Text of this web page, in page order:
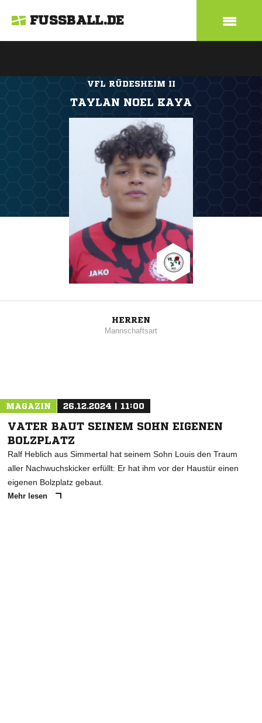
FUSSBALL.DE
VFL RÜDESHEIM II
TAYLAN NOEL KAYA
HERREN
Mannschaftsart
MAGAZIN 26.12.2024 | 11:00
VATER BAUT SEINEM SOHN EIGENEN
BOLZPLATZ
Ralf Heblich aus Simmertal hat seinem Sohn Louis den Traum
aller Nachwuchskicker erfüllt: Er hat ihm vor der Haustür einen
eigenen Bolzplatz gebaut.
Mehr lesen